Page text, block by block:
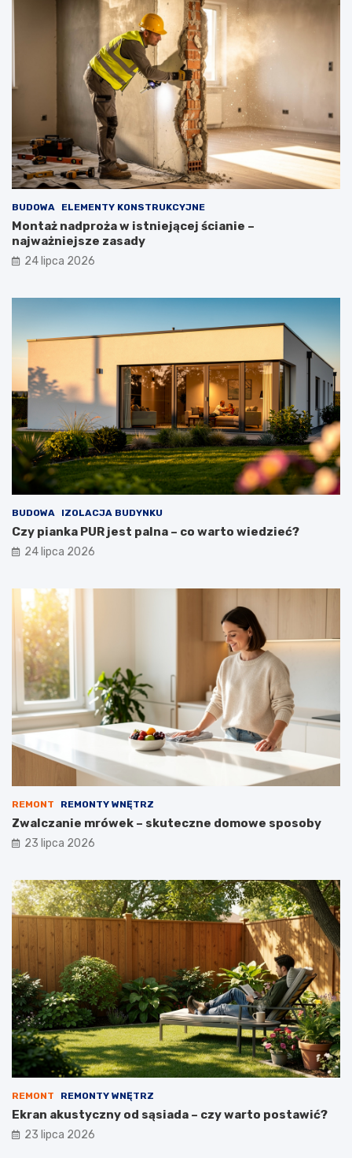
BUDOWA ELEMENTY KONSTRUKCYJNE
Montaż nadproża w istniejącej ścianie –
najważniejsze zasady
24 lipca 2026
BUDOWA IZOLACJA BUDYNKU
Czy pianka PUR jest palna – co warto wiedzieć?
24 lipca 2026
REMONT REMONTY WNĘTRZ
Zwalczanie mrówek – skuteczne domowe sposoby
23 lipca 2026
REMONT REMONTY WNĘTRZ
Ekran akustyczny od sąsiada – czy warto postawić?
23 lipca 2026